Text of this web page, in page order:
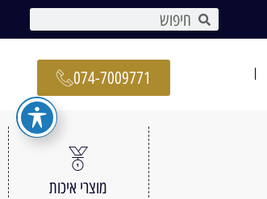
074-7009771
מוצרי איכות